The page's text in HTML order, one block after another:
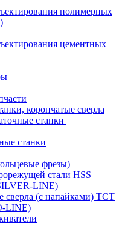
полимерных
цементных
корончатые сверла
станки
станки
фрезы)
стали HSS
LINE)
сверла (с напайками) ТСТ
LINE)